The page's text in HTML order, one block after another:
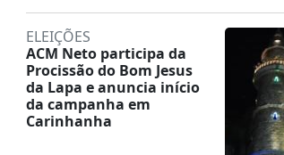
ELEIÇÕES
ACM Neto participa da
Procissão do Bom Jesus
da Lapa e anuncia início
da campanha em
Carinhanha